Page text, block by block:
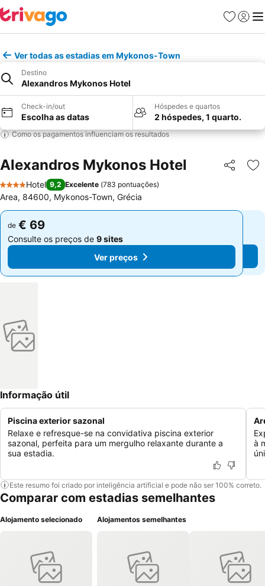
Favoritos
Iniciar
Ver todas as estadias em Mykonos-Town
Destino
Alexandros Mykonos Hotel
Check-in/out
Escolha as datas
Hóspedes e quartos
2 hóspedes, 1 quarto.
Como os pagamentos influenciam os resultados
Alexandros Mykonos Hotel Partilhar
4 Estrelas
Hotel 9,2 Excelente (783 pontuações)
Area, 84600, Mykonos-Town, Grécia
de € 69
Consulte os preços de 9 sites
Ver preços
de € 69
Consulte os preços de 9 sites
Ver preços
Informação útil
Piscina exterior sazonal
Relaxe e refresque-se na convidativa piscina exterior
sazonal, perfeita para um mergulho relaxante durante a
sua estadia.
à
Este resumo foi criado por inteligência artificial e pode não ser 100% correto.
Comparar com estadias semelhantes
Alojamento selecionado Alojamentos semelhantes